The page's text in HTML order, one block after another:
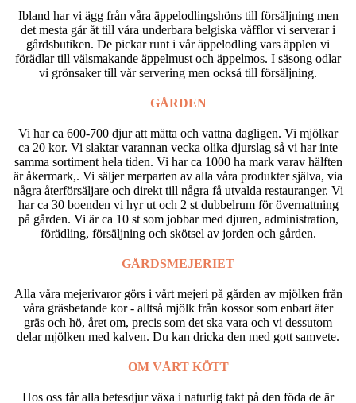
Ibland har vi ägg från våra äppelodlingshöns till försäljning men
det mesta går åt till våra underbara belgiska våfflor vi serverar i
gårdsbutiken. De pickar runt i vår äppelodling vars äpplen vi
förädlar till välsmakande äppelmust och äppelmos. I säsong odlar
vi grönsaker till vår servering men också till försäljning.
GÅRDEN
Vi har ca 600-700 djur att mätta och vattna dagligen. Vi mjölkar
ca 20 kor. Vi slaktar varannan vecka olika djurslag så vi har inte
samma sortiment hela tiden. Vi har ca 1000 ha mark varav hälften
är åkermark,. Vi säljer merparten av alla våra produkter själva, via
några återförsäljare och direkt till några få utvalda restauranger. Vi
har ca 30 boenden vi hyr ut och 2 st dubbelrum för övernattning
på gården. Vi är ca 10 st som jobbar med djuren, administration,
förädling, försäljning och skötsel av jorden och gården.
GÅRDSMEJERIET
Alla våra mejerivaror görs i vårt mejeri på gården av mjölken från
våra gräsbetande kor - alltså mjölk från kossor som enbart äter
gräs och hö, året om, precis som det ska vara och vi dessutom
delar mjölken med kalven. Du kan dricka den med gott samvete.
OM VÅRT KÖTT
Hos oss får alla betesdjur växa i naturlig takt på den föda de är